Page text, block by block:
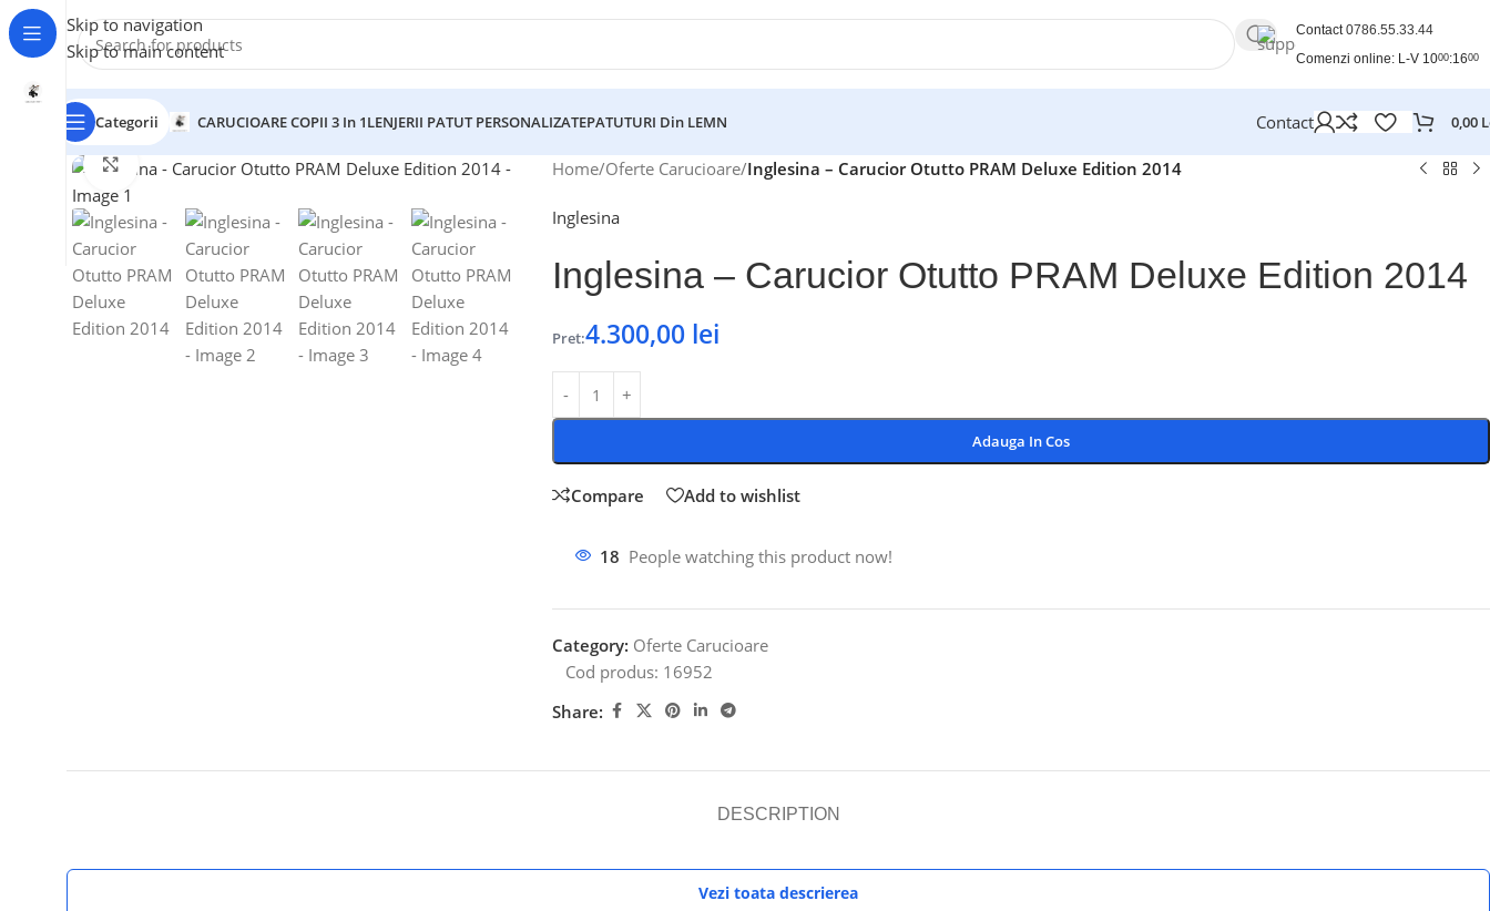
Skip to navigation
Skip to main content
Contact0786.55.33.44
Comenzi online: L-V 1000:1600
Categorii CARUCIOARE COPII 3 In 1LENJERII PATUT PERSONALIZATEPATUTURI Din LEMN Contact 0,00
Click to enlarge Home/Oferte Carucioare/Inglesina – Carucior Otutto PRAM Deluxe Edition 2014
Inglesina
Inglesina – Carucior Otutto PRAM Deluxe Edition 2014
Pret:4.300,00 lei
Adauga In Cos
Compare Add to wishlist
18 People watching this product now!
Category: Oferte Carucioare
Cod produs: 16952
Share:
DESCRIPTION
Vezi toata descrierea